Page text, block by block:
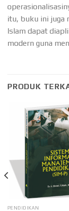
itu, buku ini juga
Islam dapat
modern guna
PRODUK
PENDIDIKAN